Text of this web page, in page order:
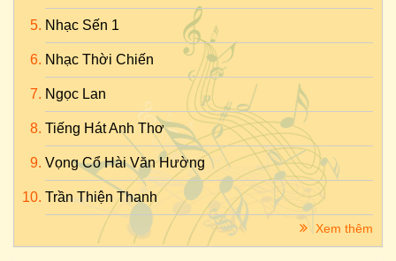
Nhạc Sến 1
Nhạc Thời Chiến
Ngọc Lan
Tiếng Hát Anh Thơ
Vọng Cổ Hài Văn Hường
Trần Thiện Thanh
Xem thêm